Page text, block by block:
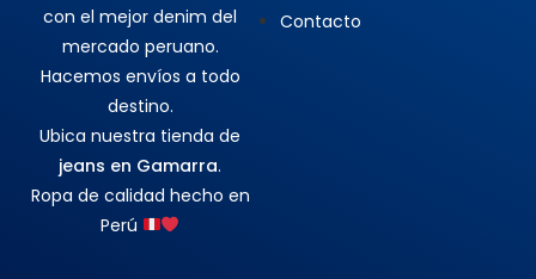
con el mejor denim del
mercado peruano.
Hacemos envíos a todo
destino.
Ubica nuestra tienda de
jeans en Gamarra.
Ropa de calidad hecho en
Perú
Contacto